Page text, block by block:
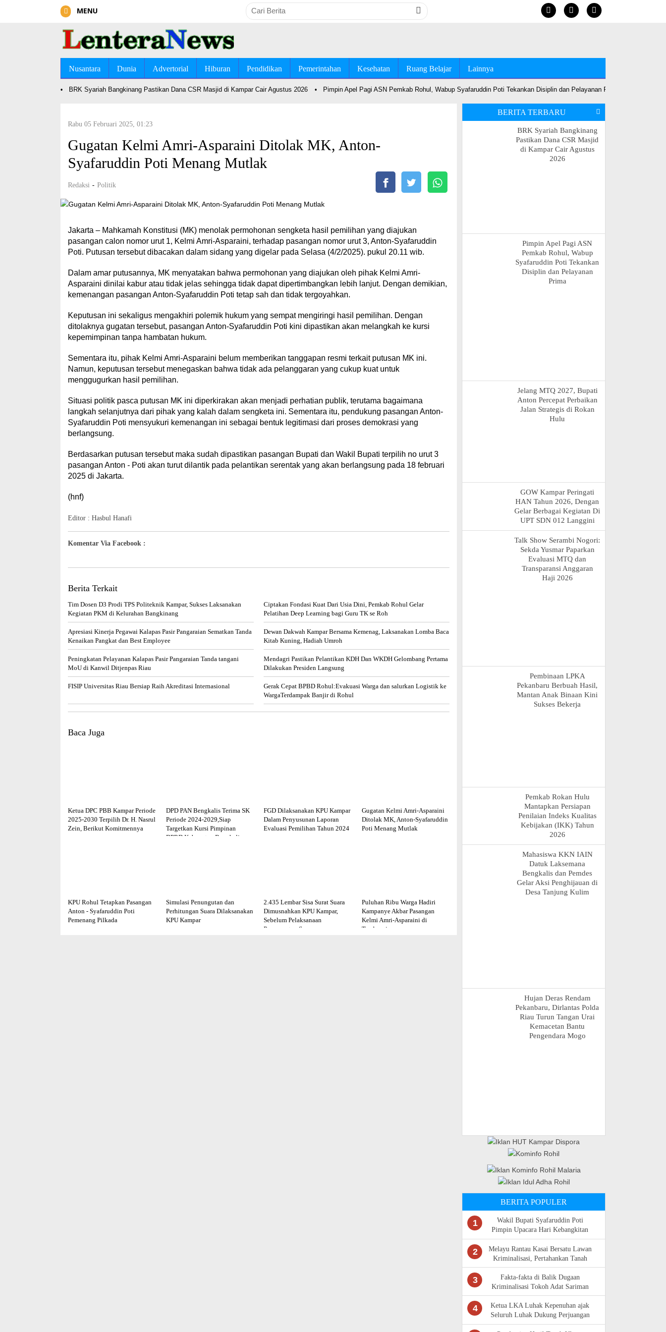
MENU
Nusantara Dunia Advertorial Hiburan Pendidikan Pemerintahan Kesehatan Ruang Belajar Lainnya
• BRK Syariah Bangkinang Pastikan Dana CSR Masjid di Kampar Cair Agustus 2026 • Pimpin Apel Pagi ASN Pemkab Rohul, Wabup Syafaruddin Poti Tekankan Disiplin dan Pelayanan Prima
Rabu 05 Februari 2025, 01:23
Gugatan Kelmi Amri-Asparaini Ditolak MK, Anton-
Syafaruddin Poti Menang Mutlak
Redaksi - Politik
Jakarta – Mahkamah Konstitusi (MK) menolak permohonan sengketa hasil pemilihan yang diajukan
pasangan calon nomor urut 1, Kelmi Amri-Asparaini, terhadap pasangan nomor urut 3, Anton-Syafaruddin
Poti. Putusan tersebut dibacakan dalam sidang yang digelar pada Selasa (4/2/2025). pukul 20.11 wib.
Dalam amar putusannya, MK menyatakan bahwa permohonan yang diajukan oleh pihak Kelmi Amri-
Asparaini dinilai kabur atau tidak jelas sehingga tidak dapat dipertimbangkan lebih lanjut. Dengan demikian,
kemenangan pasangan Anton-Syafaruddin Poti tetap sah dan tidak tergoyahkan.
Keputusan ini sekaligus mengakhiri polemik hukum yang sempat mengiringi hasil pemilihan. Dengan
ditolaknya gugatan tersebut, pasangan Anton-Syafaruddin Poti kini dipastikan akan melangkah ke kursi
kepemimpinan tanpa hambatan hukum.
Sementara itu, pihak Kelmi Amri-Asparaini belum memberikan tanggapan resmi terkait putusan MK ini.
Namun, keputusan tersebut menegaskan bahwa tidak ada pelanggaran yang cukup kuat untuk
menggugurkan hasil pemilihan.
Situasi politik pasca putusan MK ini diperkirakan akan menjadi perhatian publik, terutama bagaimana
langkah selanjutnya dari pihak yang kalah dalam sengketa ini. Sementara itu, pendukung pasangan Anton-
Syafaruddin Poti mensyukuri kemenangan ini sebagai bentuk legitimasi dari proses demokrasi yang
berlangsung.
Berdasarkan putusan tersebut maka sudah dipastikan pasangan Bupati dan Wakil Bupati terpilih no urut 3
pasangan Anton - Poti akan turut dilantik pada pelantikan serentak yang akan berlangsung pada 18 februari
2025 di Jakarta.
(hnf)
Editor : Hasbul Hanafi
Komentar Via Facebook :
Berita Terkait
Tim Dosen D3 Prodi TPS Politeknik Kampar, Sukses Laksanakan
Kegiatan PKM di Kelurahan Bangkinang
Ciptakan Fondasi Kuat Dari Usia Dini, Pemkab Rohul Gelar
Pelatihan Deep Learning bagi Guru TK se Roh
Apresiasi Kinerja Pegawai Kalapas Pasir Pangaraian Sematkan Tanda
Kenaikan Pangkat dan Best Employee
Dewan Dakwah Kampar Bersama Kemenag, Laksanakan Lomba Baca
Kitab Kuning, Hadiah Umroh
Peningkatan Pelayanan Kalapas Pasir Pangaraian Tanda tangani
MoU di Kanwil Ditjenpas Riau
Mendagri Pastikan Pelantikan KDH Dan WKDH Gelombang Pertama
Dilakukan Presiden Langsung
FISIP Universitas Riau Bersiap Raih Akreditasi Internasional
Gerak Cepat BPBD Rohul:Evakuasi Warga dan salurkan Logistik ke
WargaTerdampak Banjir di Rohul
Baca Juga
Ketua DPC PBB Kampar Periode
2025-2030 Terpilih Dr. H. Nasrul
Zein, Berikut Komitmennya
DPD PAN Bengkalis Terima SK
Periode 2024-2029,Siap
Targetkan Kursi Pimpinan
DPRD Kabupaten Bengkalis
FGD Dilaksanakan KPU Kampar
Dalam Penyusunan Laporan
Evaluasi Pemilihan Tahun 2024
Gugatan Kelmi Amri-Asparaini
Ditolak MK, Anton-Syafaruddin
Poti Menang Mutlak
KPU Rohul Tetapkan Pasangan
Anton - Syafaruddin Poti
Pemenang Pilkada
Simulasi Penungutan dan
Perhitungan Suara Dilaksanakan
KPU Kampar
2.435 Lembar Sisa Surat Suara
Dimusnahkan KPU Kampar,
Sebelum Pelaksanaan
Pemungutan Suara
Puluhan Ribu Warga Hadiri
Kampanye Akbar Pasangan
Kelmi Amri-Asparaini di
Tambusai
BERITA TERBARU
BRK Syariah Bangkinang
Pastikan Dana CSR Masjid
di Kampar Cair Agustus
2026
Pimpin Apel Pagi ASN
Pemkab Rohul, Wabup
Syafaruddin Poti Tekankan
Disiplin dan Pelayanan
Prima
Jelang MTQ 2027, Bupati
Anton Percepat Perbaikan
Jalan Strategis di Rokan
Hulu
GOW Kampar Peringati
HAN Tahun 2026, Dengan
Gelar Berbagai Kegiatan Di
UPT SDN 012 Langgini
Talk Show Serambi Nogori:
Sekda Yusmar Paparkan
Evaluasi MTQ dan
Transparansi Anggaran
Haji 2026
Pembinaan LPKA
Pekanbaru Berbuah Hasil,
Mantan Anak Binaan Kini
Sukses Bekerja
Pemkab Rokan Hulu
Mantapkan Persiapan
Penilaian Indeks Kualitas
Kebijakan (IKK) Tahun
2026
Mahasiswa KKN IAIN
Datuk Laksemana
Bengkalis dan Pemdes
Gelar Aksi Penghijauan di
Desa Tanjung Kulim
Hujan Deras Rendam
Pekanbaru, Dirlantas Polda
Riau Turun Tangan Urai
Kemacetan Bantu
Pengendara Mogo
BERITA POPULER
1
Wakil Bupati Syafaruddin Poti
Pimpin Upacara Hari Kebangkitan
Nasional Ke -118 di Rokan Hulu
2
Melayu Rantau Kasai Bersatu Lawan
Kriminalisasi, Pertahankan Tanah
Ulayat
3
Fakta-fakta di Balik Dugaan
Kriminalisasi Tokoh Adat Sariman
Siregar
4
Ketua LKA Luhak Kepenuhan ajak
Seluruh Luhak Dukung Perjuangan
Masyarakat Adat Rantau Kasai